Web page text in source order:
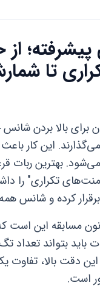
پیشرفته؛
تا
برای بالا بردن
این کار باعث
بهترین ربات
تکراری" را
کرده و شانس
باید بتواند تعداد
دقت بالا، تفاوت
است.